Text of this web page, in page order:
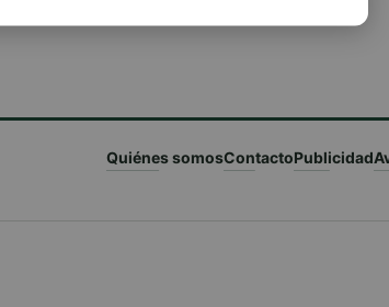
Quiénes somosContactoPublicidad